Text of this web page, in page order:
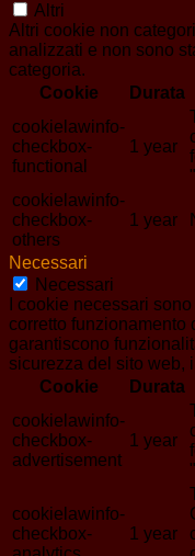
Altri
Altri cookie non
analizzati e non sono
categoria.
Cookie
Durata
cookielawinfo-
checkbox-
functional
1 year
cookielawinfo-
checkbox-
others
1 year
Necessari
Necessari
I cookie necessari
corretto funzionamento
garantiscono
sicurezza del sito web,
Cookie
Durata
cookielawinfo-
checkbox-
advertisement
1 year
cookielawinfo-
checkbox-
1 year